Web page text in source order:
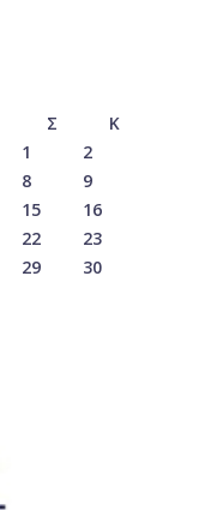
Σ
Κ
1
2
8
9
15
16
22
23
29
30